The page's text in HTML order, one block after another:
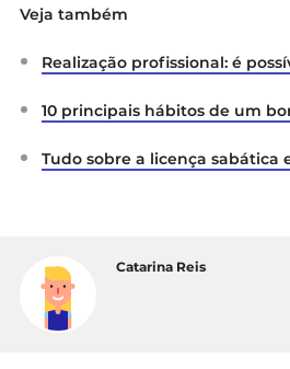
Veja também
Realização profissional: é
10 principais hábitos de um
Tudo sobre a licença sabática
Catarina Reis